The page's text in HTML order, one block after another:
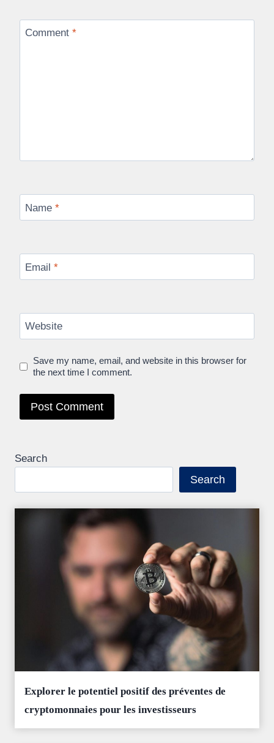
Comment *
Name *
Email *
Website
Save my name, email, and website in this browser for
the next time I comment.
Search
Search
Explorer le potentiel positif des préventes de
cryptomonnaies pour les investisseurs